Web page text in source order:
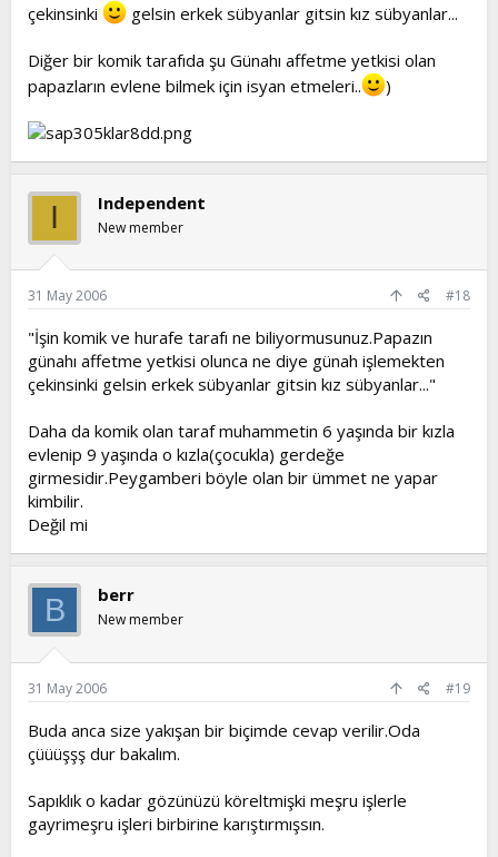
çekinsinki
gelsin erkek sübyanlar gitsin kız sübyanlar...
Diğer bir komik tarafıda şu Günahı affetme yetkisi olan
papazların evlene bilmek için isyan etmeleri..
)
I Independent
New member
31 May 2006 #18
"İşin komik ve hurafe tarafı ne biliyormusunuz.Papazın
günahı affetme yetkisi olunca ne diye günah işlemekten
çekinsinki gelsin erkek sübyanlar gitsin kız sübyanlar..."
Daha da komik olan taraf muhammetin 6 yaşında bir kızla
evlenip 9 yaşında o kızla(çocukla) gerdeğe
girmesidir.Peygamberi böyle olan bir ümmet ne yapar
kimbilir.
Değil mi
B berr
New member
31 May 2006 #19
Buda anca size yakışan bir biçimde cevap verilir.Oda
çüüüşşş dur bakalım.
Sapıklık o kadar gözünüzü köreltmişki meşru işlerle
gayrimeşru işleri birbirine karıştırmışsın.